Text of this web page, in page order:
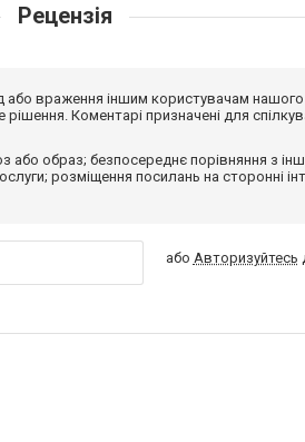
Рецензія
або враження іншим користувачам
Коментарі призначені для
або образ; безпосереднє порівняння з
розміщення посилань на сторонні
або Авторизуйтесь